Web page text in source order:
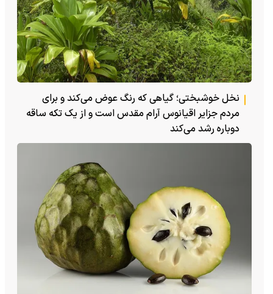
نخل خوشبختی؛ گیاهی که رنگ عوض می‌کند و برای
مردم جزایر اقیانوس آرام مقدس است و از یک تکه ساقه
دوباره رشد می‌کند